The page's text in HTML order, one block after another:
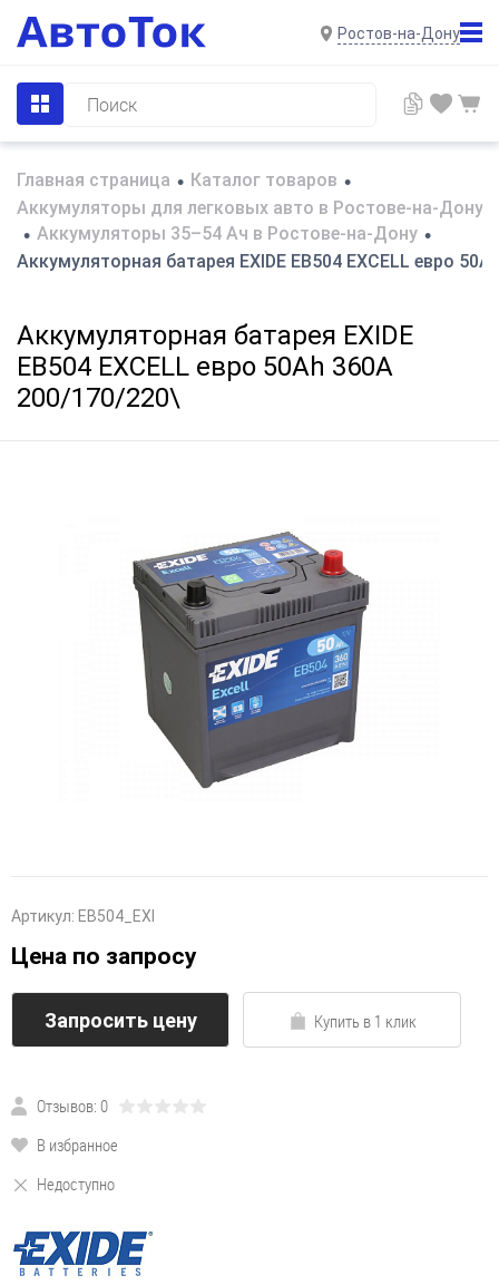
Ростов-на-Дону
Главная страница • Каталог товаров •
Аккумуляторы для легковых авто в Ростове-на-Дону
• Аккумуляторы 35–54 Ач в Ростове-на-Дону •
Аккумуляторная батарея EXIDE EB504 EXCELL евро
Аккумуляторная батарея EXIDE
EB504 EXCELL евро 50Ah 360A
200/170/220\
Артикул: EB504_EXI
Цена по запросу
Запросить цену Купить в 1 клик
Отзывов: 0
В избранное
Недоступно